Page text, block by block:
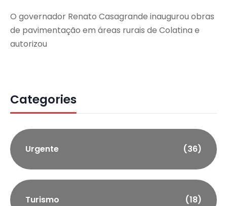
O governador Renato Casagrande inaugurou obras
de pavimentação em áreas rurais de Colatina e
autorizou
Categories
Urgente (36)
Turismo (18)